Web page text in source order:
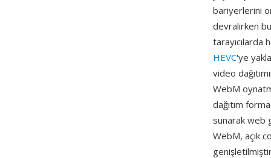
bariyerlerini
devralırken
HEVC'ye
video
WebM
dağıtım
sunarak web
WebM, açık